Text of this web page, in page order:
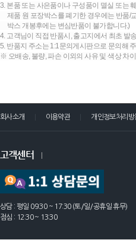
3. 본품 또는 사은품이나 구성품이 멸실 또는
제품 원 포장박스를 폐기한 경우에는 반품/
박스 개봉후에는 변심반품이 불가합니다.)
4. 고객님이 직접 반품시, 출고지에서 최초 발
5. 반품지 주소는 1:1문의게시판으로 문의해
※ 오배송, 불량, 파손 이외의 사유 및 색상 차
회사소개 이용약관 개인정보처리방
고객센터
상담 : 평일 09:30 ~ 17:30 (토/일/공휴일 휴무)
점심 : 12:30 ~ 13:30